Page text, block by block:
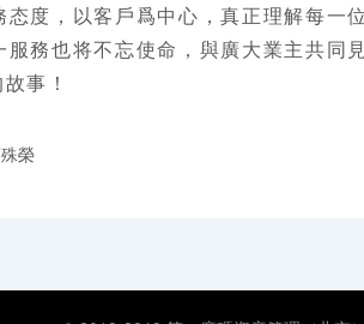
度，以客戶爲中心，真正理解每一
務也将不忘使命，與廣大業主共同
事！
榮